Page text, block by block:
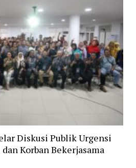
Diskusi Publik Urgensi
Korban Bekerjasama